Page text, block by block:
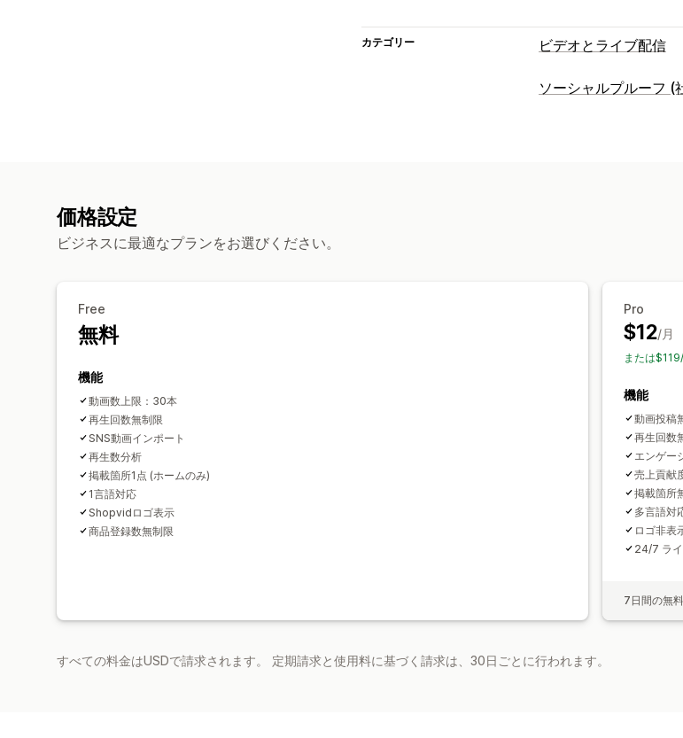
カテゴリー ビデオとライブ配信
動画管理
ソーシャルプルーフ (
価格設定
ビジネスに最適なプランをお選びください。
Free
無料
機能
動画数上限：30本
再生回数無制限
SNS動画インポート
再生数分析
掲載箇所1点 (ホームのみ)
1言語対応
Shopvidロゴ表示
商品登録数無制限
Pro
$12/月
または
機能
動画投稿
再生回数
エンゲー
売上貢献
掲載箇所
多言語対
ロゴ非表
24/7 ラ
7日間の無
すべての料金はUSDで請求されます。 定期請求と使用料に基づく請求は、30日ごとに行われます。